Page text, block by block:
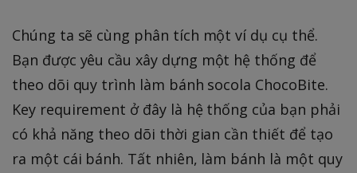
Chúng ta sẽ cùng phân tích một ví dụ cụ thể.
Bạn được yêu cầu xây dựng một hệ thống để
theo dõi quy trình làm bánh socola ChocoBite.
Key requirement ở đây là hệ thống của bạn phải
có khả năng theo dõi thời gian cần thiết để tạo
ra một cái bánh. Tất nhiên, làm bánh là một quy